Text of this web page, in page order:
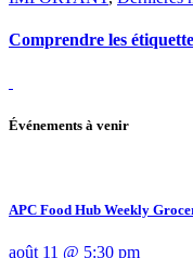
Comprendre les
Événements à venir
APC Food Hub Weekly
août 11 @ 5:30 pm